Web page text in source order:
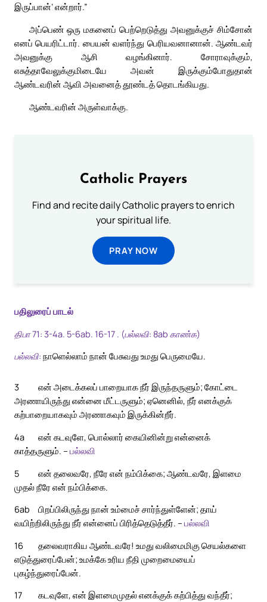
இருப்பான்’ என்றார்.”
அப்பெண் ஒரு மகனைப் பெற்றெடுத்து அவனுக்குச் சிம்சோன்
எனப் பெயரிட்டார். பையன் வளர்ந்து பெரியவனானான். ஆண்டவர்
அவனுக்கு ஆசி வழங்கினார். சோராவுக்கும்,
எசுத்தாவேலுக்குமிடையே அவன் இருக்கும்போதுதான்
ஆண்டவரின் ஆவி அவனைத் தூண்டத் தொடங்கியது.
ஆண்டவரின் அருள்வாக்கு.
Catholic Prayers
Find and recite daily Catholic prayers to enrich
your spiritual life.
PRAY NOW
பதிலுரைப் பாடல்
திபா 71: 3-4a. 5-6ab. 16-17 . (பல்லவி: 8ab காண்க)
பல்லவி: நாளெல்லாம் நான் பேசுவது உமது பெருமையே.
3
என் அடைக்கலப் பாறையாக நீர் இருந்தருளும்; கோட்டை
அரணாயிருந்து என்னை மீட்டருளும்; ஏனெனில், நீர் எனக்குக்
கற்பாறையாகவும் அரணாகவும் இருக்கின்றீர்.
4a
என் கடவுளே, பொல்லார் கையினின்று என்னைக்
காத்தருளும். – பல்லவி
5
என் தலைவரே, நீரே என் நம்பிக்கை; ஆண்டவரே, இளமை
முதல் நீரே என் நம்பிக்கை.
6ab
பிறப்பிலிருந்து நான் உம்மைச் சார்ந்துள்ளேன்; தாய்
வயிற்றிலிருந்து நீர் என்னைப் பிரித்தெடுத்தீர். – பல்லவி
16
தலைவராகிய ஆண்டவரே! உமது வலிமைமிகு செயல்களை
எடுத்துரைப்பேன்; உமக்கே உரிய நீதி முறைமையைப்
புகழ்ந்துரைப்பேன்.
17
கடவுளே, என் இளமைமுதல் எனக்குக் கற்பித்து வந்தீர்;